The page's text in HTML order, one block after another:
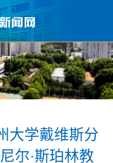
大学戴维斯分
尔·斯珀林教